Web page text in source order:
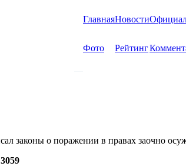
ГлавнаяНовости
Фото Рейтинг
законы о поражении в правах заочно
3059